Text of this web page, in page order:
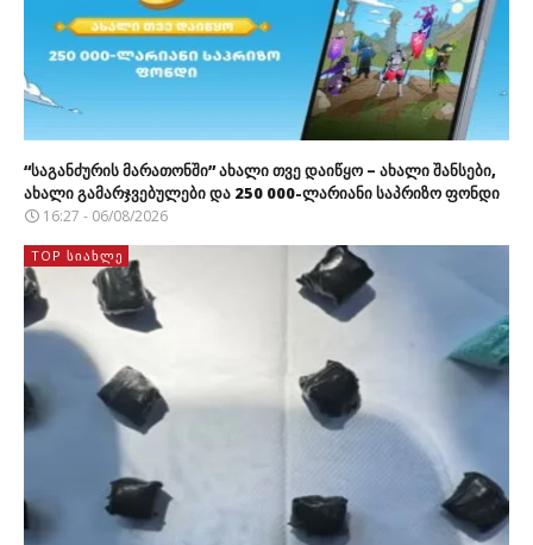
“საგანძურის მარათონში” ახალი თვე დაიწყო – ახალი შანსები,
ახალი გამარჯვებულები და 250 000-ლარიანი საპრიზო ფონდი
16:27 - 06/08/2026
TOP ᲡᲘᲐᲮᲚᲔ